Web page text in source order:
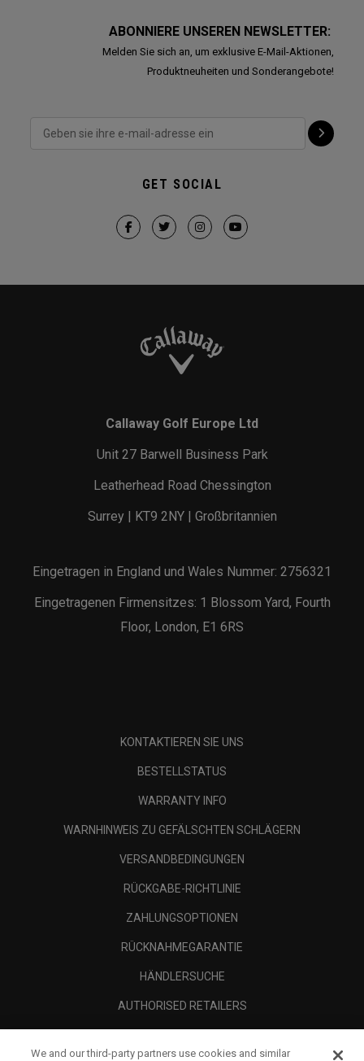
ABONNIERE UNSEREN NEWSLETTER:
Melden Sie sich an, um exklusive E-Mail-Aktionen,
Produktneuheiten und Sonderangebote!
GET SOCIAL
Callaway Golf Europe Ltd
Unit 27 Barwell Business Park
Leatherhead Road Chessington
Surrey | KT9 2NY | Großbritannien
Eingetragen in England und Wales Nummer: 2756321
Eingetragenen Firmensitzes: 1 Blossom Yard, Fourth
Floor, London, E1 6RS
KONTAKTIEREN SIE UNS
BESTELLSTATUS
WARRANTY INFO
WARNHINWEIS ZU GEFÄLSCHTEN SCHLÄGERN
VERSANDBEDINGUNGEN
RÜCKGABE-RICHTLINIE
ZAHLUNGSOPTIONEN
RÜCKNAHMEGARANTIE
HÄNDLERSUCHE
AUTHORISED RETAILERS
We and our third-party partners use cookies and similar